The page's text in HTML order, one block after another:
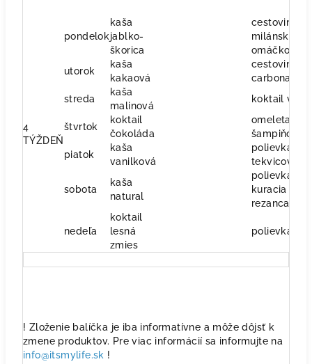
4
TÝŽDEŇ
pondelok
kaša
jablko-
škorica
cestoviny s
milánskou
omáčkou
utorok
kaša
kakaová
cestoviny
carbonara
streda
kaša
malinová
koktail višeň
štvrtok
koktail
čokoláda
omeleta
piatok
kaša
vanilková
polievka
tekvicová
sobota
kaša
natural
polievka
kuracia s
rezancami
nedeľa
koktail
lesná
zmies
polievka čili
! Zloženie balíčka je iba informatívne a môže dôjsť k
zmene produktov. Pre viac informácií sa informujte na
info@itsmylife.sk !